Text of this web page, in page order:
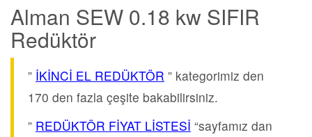
Alman SEW 0.18 kw SIFIR
Redüktör
” İKİNCİ EL REDÜKTÖR ” kategorimiz den
170 den fazla çeşite bakabilirsiniz.
” REDÜKTÖR FİYAT LİSTESİ “sayfamız dan